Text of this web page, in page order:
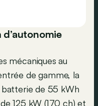
mécaniques au
de gamme, la
batterie de 55 kWh
125 kW (170 ch) et